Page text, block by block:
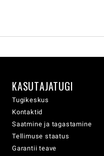
KASUTAJATUGI
Tugikeskus
Kontaktid
Saatmine ja tagastamine
Tellimuse staatus
Garantii teave